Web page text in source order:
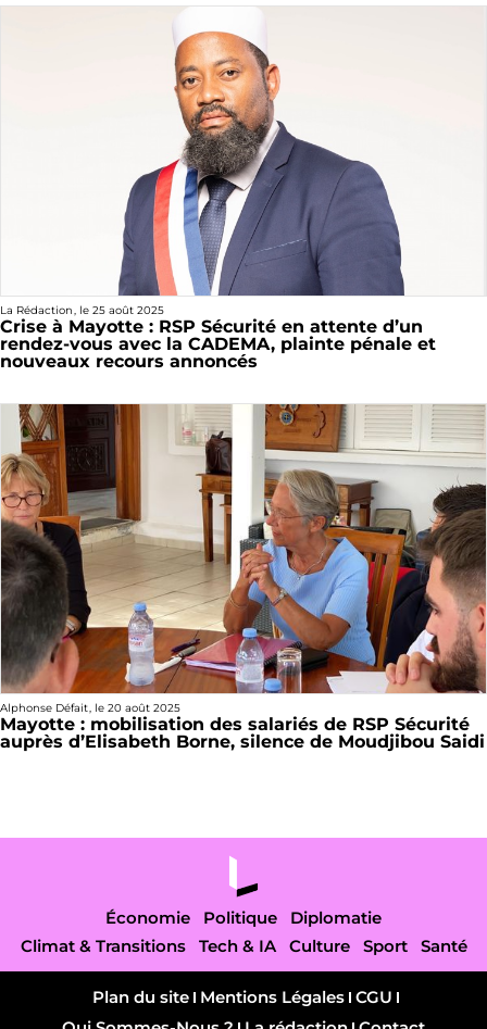
La Rédaction, le 25 août 2025
Crise à Mayotte : RSP Sécurité en attente d’un
rendez-vous avec la CADEMA, plainte pénale et
nouveaux recours annoncés
Alphonse Défait, le 20 août 2025
Mayotte : mobilisation des salariés de RSP Sécurité
auprès d’Elisabeth Borne, silence de Moudjibou Saidi
Économie Politique
Diplomatie
Climat & Transitions
Tech & IA Culture Sport Santé
Plan du site Mentions Légales CGU